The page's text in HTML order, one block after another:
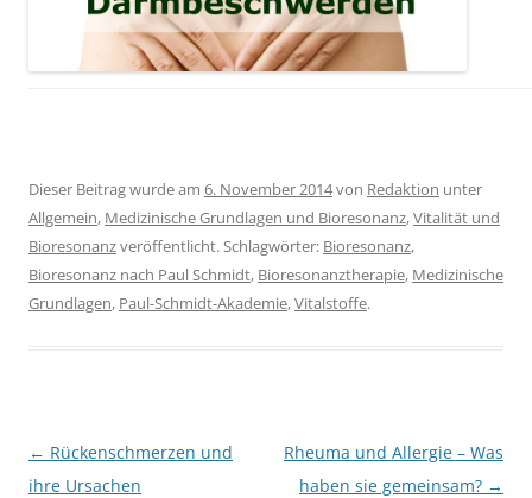
Dieser Beitrag wurde am 6. November 2014von Redaktion unter
Allgemein, Medizinische Grundlagen und Bioresonanz,Vitalität und
Bioresonanzveröffentlicht. Schlagwörter: Bioresonanz,
Bioresonanz nach Paul Schmidt, Bioresonanztherapie, Medizinische
Grundlagen, Paul-Schmidt-Akademie,Vitalstoffe.
Beitragsnavigation
← Rückenschmerzen und
ihre Ursachen
Rheuma und Allergie – Was
haben sie gemeinsam? →